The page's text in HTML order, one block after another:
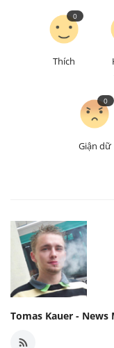
Thích
0
Giận dữ
0
Tomas Kauer -